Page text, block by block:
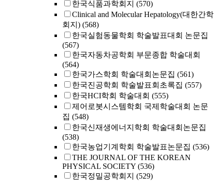
한국식품과학회지 (570)
Clinical and Molecular Hepatology(대한간학
회지) (568)
한국실험동물학회 학술발표대회 논문집
(567)
한국자동차공학회 부문종합 학술대회
(564)
한국가스학회 학술대회논문집 (561)
한국진공학회 학술발표회초록집 (557)
한국HCI학회 학술대회 (555)
제어로봇시스템학회 국제학술대회 논문
집 (548)
한국신재생에너지학회 학술대회논문집
(538)
한국농업기계학회 학술발표논문집 (536)
THE JOURNAL OF THE KOREAN
PHYSICAL SOCIETY (536)
한국정밀공학회지 (529)